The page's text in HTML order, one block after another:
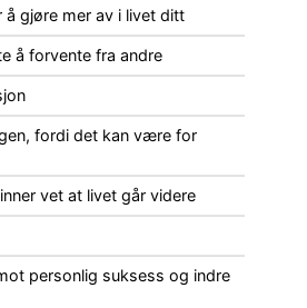
å gjøre mer av i livet ditt
å forvente fra andre
fordi det kan være for
vet at livet går videre
personlig suksess og indre